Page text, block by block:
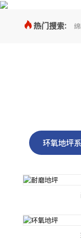
热门搜索:
环氧地坪